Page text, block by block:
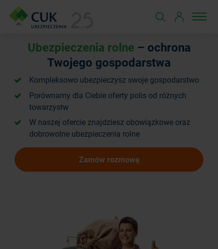
Ubezpieczenia rolne – ochrona
Twojego gospodarstwa
Kompleksowo ubezpieczysz swoje gospodarstwo
Porównamy dla Ciebie oferty polis od różnych
towarzystw
W naszej ofercie znajdziesz obowiązkowe oraz
dobrowolne ubezpieczenia rolne
Zamów rozmowę